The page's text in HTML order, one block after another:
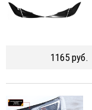
1165 руб.